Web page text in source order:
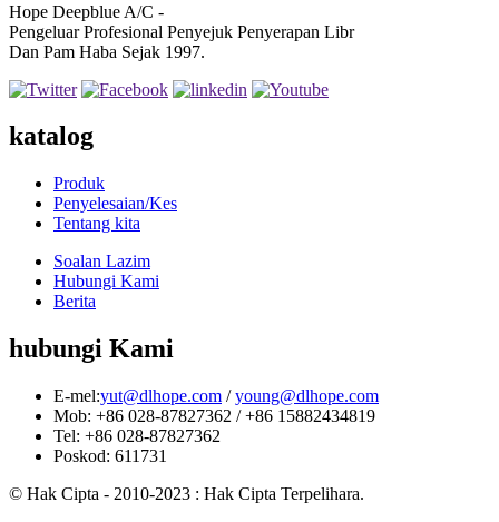
Hope Deepblue A/C -
Pengeluar Profesional Penyejuk Penyerapan Libr
Dan Pam Haba Sejak 1997.
katalog
Produk
Penyelesaian/Kes
Tentang kita
Soalan Lazim
Hubungi Kami
Berita
hubungi Kami
E-mel:yut@dlhope.com /young@dlhope.com
Mob: +86 028-87827362 / +86 15882434819
Tel: +86 028-87827362
Poskod: 611731
© Hak Cipta - 2010-2023 : Hak Cipta Terpelihara.